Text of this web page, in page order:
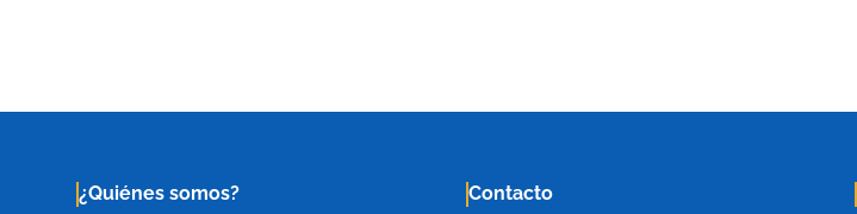
¿Quiénes somos? Contacto